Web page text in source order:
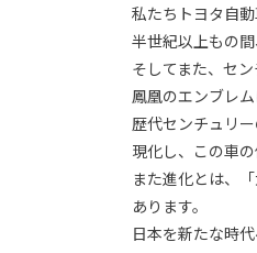
私たちトヨタ自
半世紀以上もの
そしてまた、セ
鳳凰のエンブレ
歴代センチュリ
現化し、この車
また進化とは、
あります。
日本を新たな時